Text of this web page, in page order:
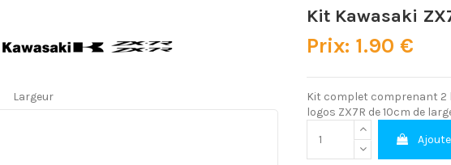
Largeur
Kit Kawasaki
Prix: 1.90 €
Kit complet comprenant 2
logos ZX7R de 10cm de